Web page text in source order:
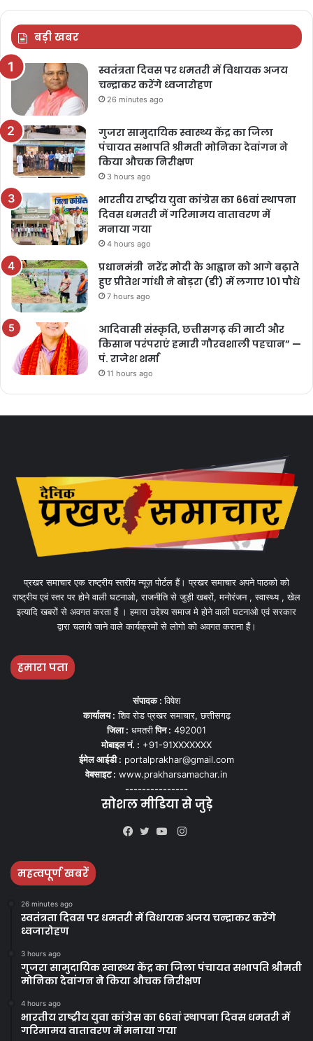
बड़ी खबर
स्वतंत्रता दिवस पर धमतरी में विधायक अजय
चन्द्राकर करेंगे ध्वजारोहण
26 minutes ago
गुजरा सामुदायिक स्वास्थ्य केंद्र का जिला
पंचायत सभापति श्रीमती मोनिका देवांगन ने
किया औचक निरीक्षण
3 hours ago
भारतीय राष्ट्रीय युवा कांग्रेस का 66वां स्थापना
दिवस धमतरी में गरिमामय वातावरण में
मनाया गया
4 hours ago
प्रधानमंत्री नरेंद्र मोदी के आह्वान को आगे बढ़ाते
हुए प्रीतेश गांधी ने बोड़रा (डी) में लगाए 101 पौधे
7 hours ago
आदिवासी संस्कृति, छत्तीसगढ़ की माटी और
किसान परंपराएं हमारी गौरवशाली पहचान” —
पं. राजेश शर्मा
11 hours ago
प्रखर समाचार एक राष्ट्रीय स्तरीय न्यूज़ पोर्टल हैं। प्रखर समाचार अपने पाठको को
राष्ट्रीय एवं स्तर पर होने वाली घटनाओ, राजनीति से जुड़ी खबरों, मनोरंजन , स्वास्थ्य , खेल
इत्यादि खबरों से अवगत करता हैं । हमारा उद्देश्य समाज मे होने वाली घटनाओ एवं सरकार
द्वारा चलाये जाने वाले कार्यक्रमों से लोगो को अवगत कराना हैं।
हमारा पता
संपादक :विषेश
कार्यालय : शिव रोड प्रखर समाचार, छत्तीसगढ़
जिला : धमतरीपिन : 492001
मोबाइल नं. : +91-91XXXXXXX
ईमेल आईडी : portalprakhar@gmail.com
वेबसाइट : www.prakharsamachar.in
---------------
सोशल मीडिया से जुड़े
Instagram
महत्वपूर्ण खबरें
26 minutes ago
स्वतंत्रता दिवस पर धमतरी में विधायक अजय चन्द्राकर करेंगे
ध्वजारोहण
3 hours ago
गुजरा सामुदायिक स्वास्थ्य केंद्र का जिला पंचायत सभापति श्रीमती
मोनिका देवांगन ने किया औचक निरीक्षण
4 hours ago
भारतीय राष्ट्रीय युवा कांग्रेस का 66वां स्थापना दिवस धमतरी में
गरिमामय वातावरण में मनाया गया